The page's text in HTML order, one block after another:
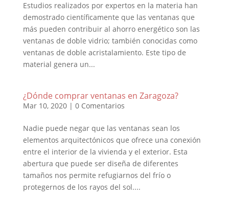
Estudios realizados por expertos en la materia han
demostrado científicamente que las ventanas que
más pueden contribuir al ahorro energético son las
ventanas de doble vidrio; también conocidas como
ventanas de doble acristalamiento. Este tipo de
material genera un...
¿Dónde comprar ventanas en Zaragoza?
Mar 10, 2020| 0 Comentarios
Nadie puede negar que las ventanas sean los
elementos arquitectónicos que ofrece una conexión
entre el interior de la vivienda y el exterior. Esta
abertura que puede ser diseña de diferentes
tamaños nos permite refugiarnos del frío o
protegernos de los rayos del sol....